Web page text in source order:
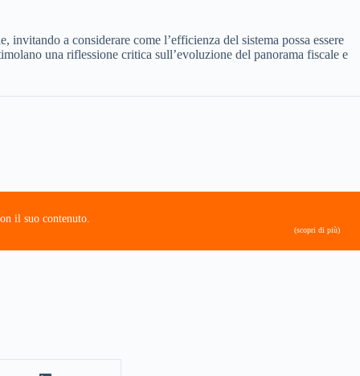
a considerare come l’efficienza del sistema possa essere
una riflessione critica sull’evoluzione del panorama fiscale e
il suo contenuto.
(scopri di più)